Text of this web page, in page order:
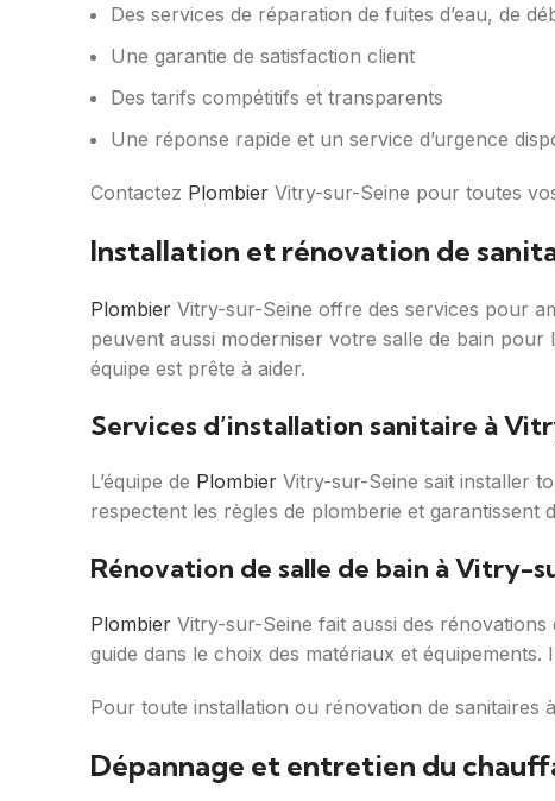
Des services de réparation de fuites d’eau, de
Une garantie de satisfaction client
Des tarifs compétitifs et transparents
Une réponse rapide et un service d’urgence
Contactez Plombier Vitry-sur-Seine pour toutes
Installation et rénovation de
Plombier Vitry-sur-Seine offre des services pour
peuvent aussi moderniser votre salle de bain
équipe est prête à aider.
Services d’installation sanitaire à
L’équipe de Plombier Vitry-sur-Seine sait installer
respectent les règles de plomberie et garantissent
Rénovation de salle de bain à Vitry-
Plombier Vitry-sur-Seine fait aussi des
guide dans le choix des matériaux et
Pour toute installation ou rénovation de sanitaires
Dépannage et entretien du